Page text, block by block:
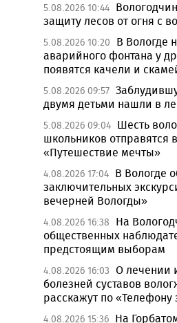
5.08.2026 10:44
защиту лесов от огня с
5.08.2026 10:20
В Вологде
аварийного фонтана у
появятся качели и
5.08.2026 09:57
двумя детьми нашли в
5.08.2026 09:04 Шесть
школьников отправятся
«Путешествие мечты»
4.08.2026 17:04 В Вологде
заключительных
вечерней Вологды»
4.08.2026 16:38
На
общественных
предстоящим выборам
4.08.2026 16:03 О лечении
болезней суставов
расскажут по «Телефону
4.08.2026 15:36 На